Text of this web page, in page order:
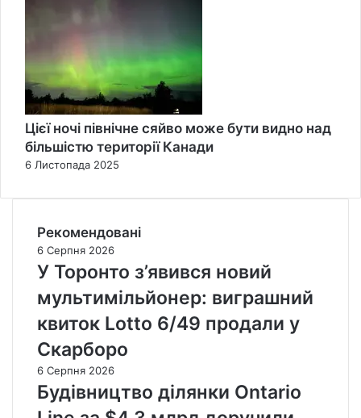
Цієї ночі північне сяйво може бути видно над
більшістю території Канади
6 Листопада 2025
Рекомендовані
6 Серпня 2026
У Торонто з’явився новий
мультимільйонер: виграшний
квиток Lotto 6/49 продали у
Скарборо
6 Серпня 2026
Будівництво ділянки Ontario